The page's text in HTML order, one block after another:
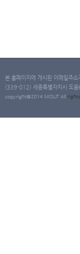
본 홈페이지에 게시된 이메일주
(339-012) 세종특별자치시 도
copyright@2014 MOLIT All rights